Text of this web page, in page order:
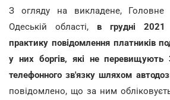
З огляду на викладене,
Одеській області, в грудні 2021
практику повідомлення платників
у них боргів, які не перевищують
телефонного зв'язку шляхом
повідомлено, що за ним